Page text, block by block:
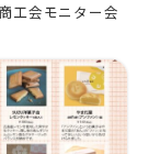
工会モニター会